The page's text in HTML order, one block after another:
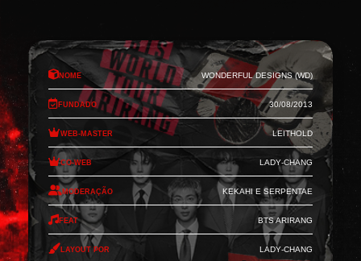
Nome Wonderful Designs (WD)
Fundado 30/08/2013
Web-Master Leithold
Co-Web Lady-Chang
Moderação Kekahi e Serpentae
Feat BTS Arirang
Layout por Lady-Chang